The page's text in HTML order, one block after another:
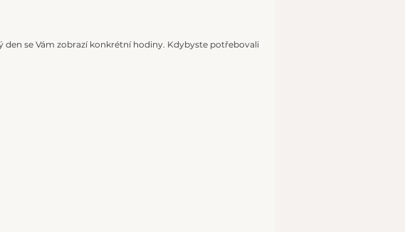
se Vám zobrazí konkrétní hodiny. Kdybyste potřebovali